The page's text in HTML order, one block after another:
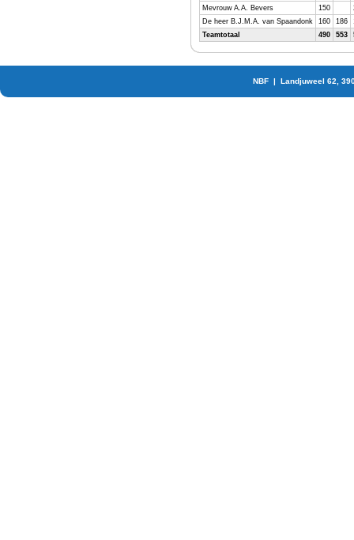
Mevrouw A.A. Bevers
150
De heer B.J.M.A. van Spaandonk
160 186
Teamtotaal
490 553
NBF | Landjuweel 62,